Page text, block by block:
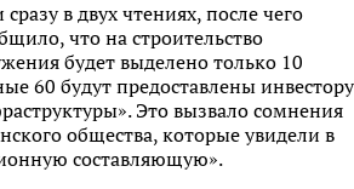
в двух чтениях, после чего
что на строительство
будет выделено только 10
60 будут предоставлены инвестору
Это вызвало сомнения
общества, которые увидели в
составляющую».